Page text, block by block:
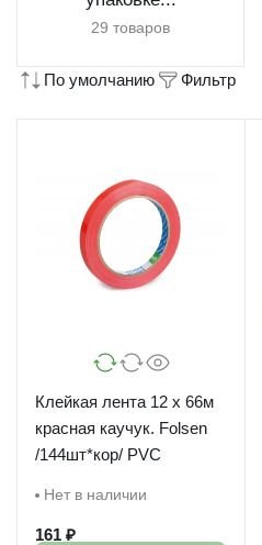
29 товаров
По умолчанию Фильтр
Клейкая лента 12 х 66м
красная каучук. Folsen
/144шт*кор/ PVC
Нет в наличии
161 ₽